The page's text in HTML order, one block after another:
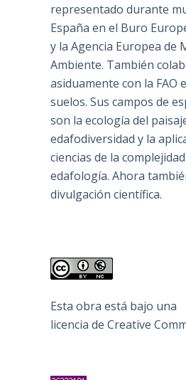
representado durante
España en el Buro
y la Agencia Europea de
Ambiente. También
asiduamente con la FAO
suelos. Sus campos de
son la ecología del
edafodiversidad y la
ciencias de la
edafología. Ahora
divulgación científica.
Esta obra está bajo una
licencia de Creative